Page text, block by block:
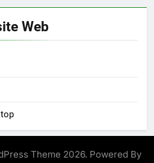
Web
Theme 2026. Powered By